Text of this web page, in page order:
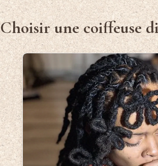
Choisir une coiffeuse